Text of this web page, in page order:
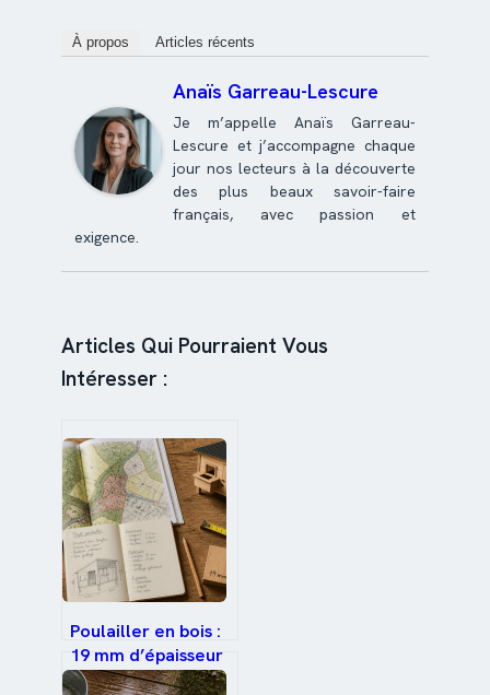
À propos Articles récents
Anaïs Garreau-Lescure
Je m’appelle Anaïs Garreau-
Lescure et j’accompagne chaque
jour nos lecteurs à la découverte
des plus beaux savoir-faire
français, avec passion et
exigence.
Articles Qui Pourraient Vous
Intéresser :
Poulailler en bois :
19 mm d’épaisseur
et 3 règles